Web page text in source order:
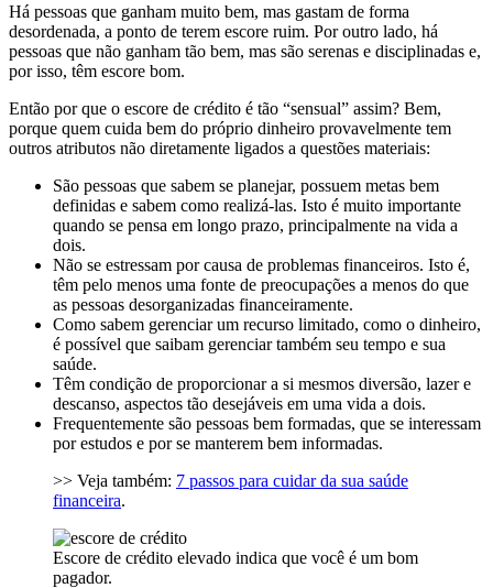
Há pessoas que ganham muito bem, mas gastam de forma
desordenada, a ponto de terem escore ruim. Por outro lado, há
pessoas que não ganham tão bem, mas são serenas e disciplinadas e,
por isso, têm escore bom.
Então por que o escore de crédito é tão “sensual” assim? Bem,
porque quem cuida bem do próprio dinheiro provavelmente tem
outros atributos não diretamente ligados a questões materiais:
São pessoas que sabem se planejar, possuem metas bem
definidas e sabem como realizá-las. Isto é muito importante
quando se pensa em longo prazo, principalmente na vida a
dois.
Não se estressam por causa de problemas financeiros. Isto é,
têm pelo menos uma fonte de preocupações a menos do que
as pessoas desorganizadas financeiramente.
Como sabem gerenciar um recurso limitado, como o dinheiro,
é possível que saibam gerenciar também seu tempo e sua
saúde.
Têm condição de proporcionar a si mesmos diversão, lazer e
descanso, aspectos tão desejáveis em uma vida a dois.
Frequentemente são pessoas bem formadas, que se interessam
por estudos e por se manterem bem informadas.
>> Veja também: 7 passos para cuidar da sua saúde
financeira.
Escore de crédito elevado indica que você é um bom
pagador.